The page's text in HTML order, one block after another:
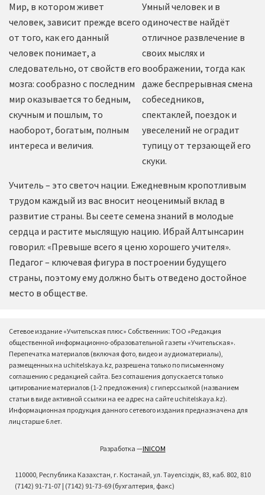
Мир, в котором живет
человек, зависит прежде всего
от того, как его данный
человек понимает, а
следовательно, от свойств его
мозга: сообразно с последним
мир оказывается то бедным,
скучным и пошлым, то
наоборот, богатым, полным
интереса и величия.
Умный человек и в
одиночестве найдёт
отличное развлечение в
своих мыслях и
воображении, тогда как
даже беспрерывная смена
собеседников,
спектаклей, поездок и
увеселений не оградит
тупицу от терзающей его
скуки.
Учитель – это светоч нации. Ежедневным кропотливым
трудом каждый из вас вносит неоценимый вклад в
развитие страны. Вы сеете семена знаний в молодые
сердца и растите мыслящую нацию. Ибрай Алтынсарин
говорил: «Превыше всего я ценю хорошего учителя».
Педагог – ключевая фигура в построении будущего
страны, поэтому ему должно быть отведено достойное
место в обществе.
Сетевое издание «Учительская плюс» Собственник: ТОО «Редакция
общественной информационно-образовательной газеты «Учительская».
Перепечатка материалов (включая фото, видео и аудиоматериалы),
размещенных на uchitelskaya.kz, разрешена только по письменному
соглашению с редакцией сайта. Без соглашения допускается только
цитирование материалов (1-2 предложения) с гиперссылкой (названием
статьи в виде активной ссылки на ее адрес на сайте uchitelskaya.kz).
Информационная продукция данного сетевого издания предназначена для
лиц старше 6 лет.
Разработка —INICOM
110000, Республика Казахстан, г. Костанай, ул. Тәуелсіздік, 83, каб. 802, 810
(7142) 91-71-07 | (7142) 91-73-69 (бухгалтерия, факс)